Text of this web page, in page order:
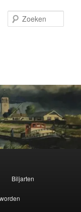
Biljarten